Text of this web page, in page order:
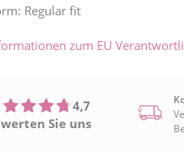
Regular fit
zum EU
4,7
Sie uns